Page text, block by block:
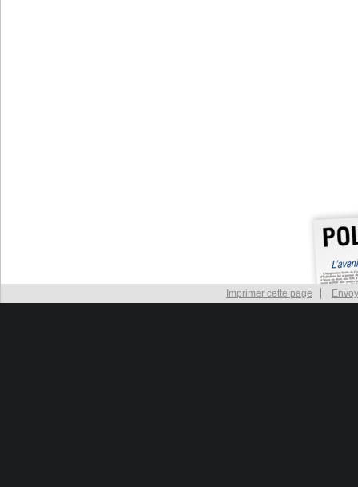
Imprimer cette page